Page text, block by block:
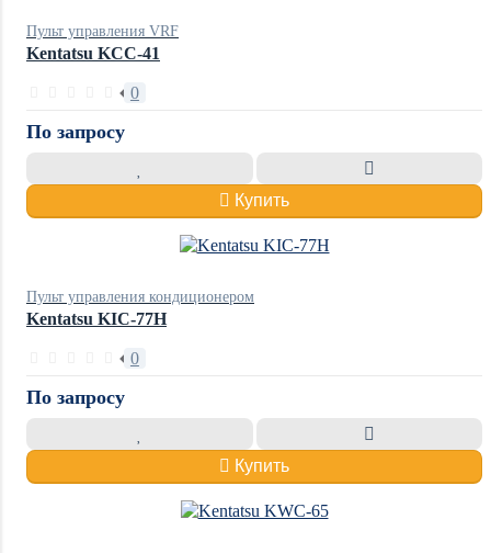
Пульт управления VRF
Kentatsu KCC-41
0
По запросу
Купить
Пульт управления кондиционером
Kentatsu KIC-77H
0
По запросу
Купить